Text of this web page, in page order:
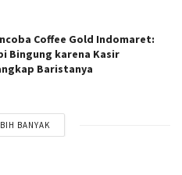
Coffee Gold Indomaret:
Bingung karena Kasir
Baristanya
BANYAK